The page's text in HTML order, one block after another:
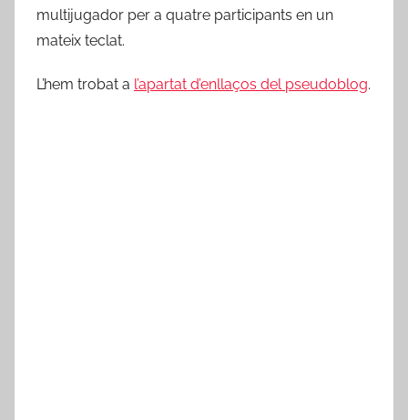
multijugador per a quatre participants en un
mateix teclat.
L’hem trobat a l’apartat d’enllaços del pseudoblog.